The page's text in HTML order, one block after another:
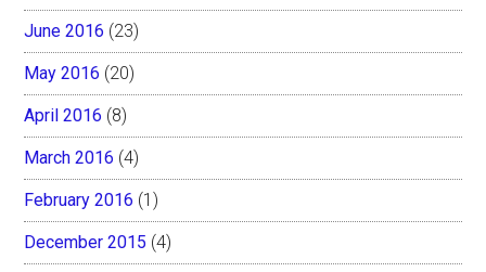
June 2016 (23)
May 2016 (20)
April 2016 (8)
March 2016 (4)
February 2016 (1)
December 2015 (4)